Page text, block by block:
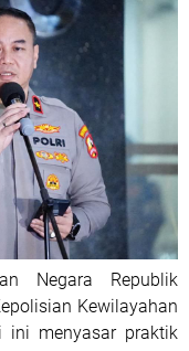
Negara Republik
Kewilayahan
ini menyasar praktik